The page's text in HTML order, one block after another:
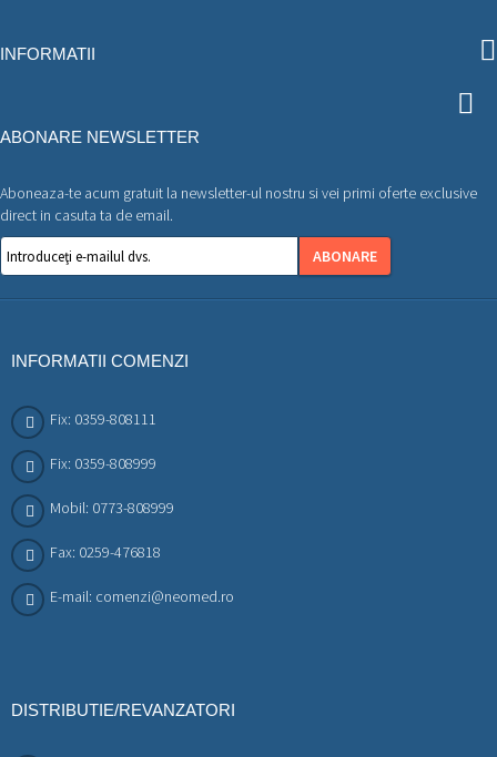
INFORMATII
ABONARE NEWSLETTER
Aboneaza-te acum gratuit la newsletter-ul nostru si vei primi oferte exclusive
direct in casuta ta de email.
ABONARE
INFORMATII COMENZI
Fix: 0359-808111
Fix: 0359-808999
Mobil: 0773-808999
Fax: 0259-476818
E-mail: comenzi@neomed.ro
DISTRIBUTIE/REVANZATORI